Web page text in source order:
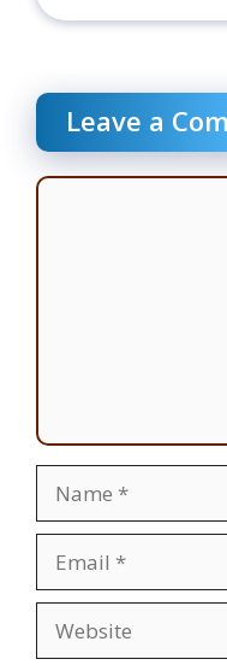
Leave a
Comment